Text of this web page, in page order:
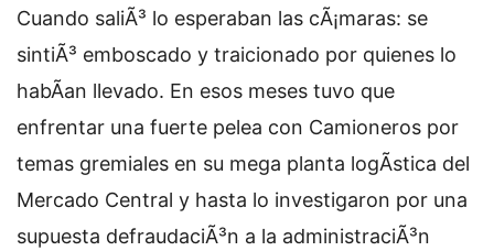
Cuando saliÃ³ lo esperaban las cÃ¡maras: se
sintiÃ³ emboscado y traicionado por quienes lo
habÃ­an llevado. En esos meses tuvo que
enfrentar una fuerte pelea con Camioneros por
temas gremiales en su mega planta logÃ­stica del
Mercado Central y hasta lo investigaron por una
supuesta defraudaciÃ³n a la administraciÃ³n